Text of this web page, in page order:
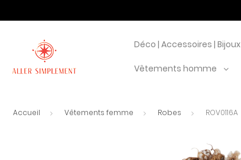
Déco | Accessoires | Bijoux
Vêtements homme
Accueil Vêtements femme Robes ROV0116A